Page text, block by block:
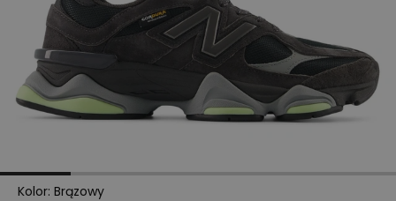
Kolor: Brązowy